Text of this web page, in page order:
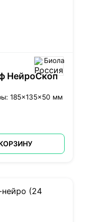
Биола
НейроСкоп
185×135×50 мм